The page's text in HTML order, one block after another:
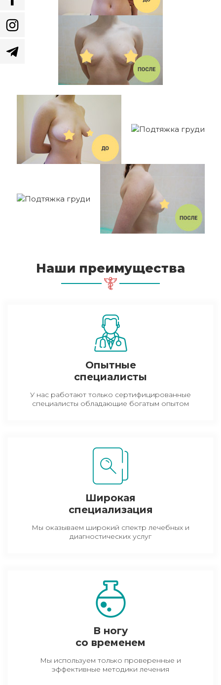
Наши преимущества
Опытные
специалисты
У нас работают только сертифицированные
специалисты обладающие богатым опытом
Широкая
специализация
Мы оказываем широкий спектр лечебных и
диагностических услуг
В ногу
со временем
Мы используем только проверенные и
эффективные методики лечения